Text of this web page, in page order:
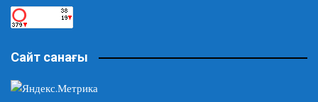
Сайт санағы